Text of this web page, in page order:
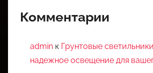
Комментарии
admin к Грунтовые
надежное освещение для